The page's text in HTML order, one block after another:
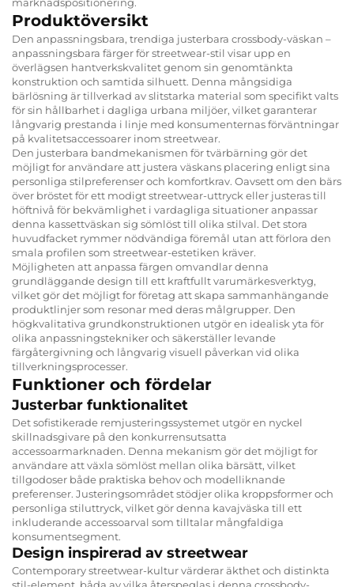
Produktöversikt
Den anpassningsbara, trendiga justerbara crossbody-väskan –
anpassningsbara färger för streetwear-stil visar upp en
överlägsen hantverkskvalitet genom sin genomtänkta
konstruktion och samtida silhuett. Denna mångsidiga
bärlösning är tillverkad av slitstarka material som specifikt valts
för sin hållbarhet i dagliga urbana miljöer, vilket garanterar
långvarig prestanda i linje med konsumenternas förväntningar
på kvalitetsaccessoarer inom streetwear.
Den justerbara bandmekanismen för tvärbärning gör det
möjligt for användare att justera väskans placering enligt sina
personliga stilpreferenser och komfortkrav. Oavsett om den bärs
över bröstet för ett modigt streetwear-uttryck eller justeras till
höftnivå för bekvämlighet i vardagliga situationer anpassar
denna kassettväskan sig sömlöst till olika stilval. Det stora
huvudfacket rymmer nödvändiga föremål utan att förlora den
smala profilen som streetwear-estetiken kräver.
Möjligheten att anpassa färgen omvandlar denna
grundläggande design till ett kraftfullt varumärkesverktyg,
vilket gör det möjligt for företag att skapa sammanhängande
produktlinjer som resonar med deras målgrupper. Den
högkvalitativa grundkonstruktionen utgör en idealisk yta för
olika anpassningstekniker och säkerställer levande
färgåtergivning och långvarig visuell påverkan vid olika
tillverkningsprocesser.
Funktioner och fördelar
Justerbar funktionalitet
Det sofistikerade remjusteringssystemet utgör en nyckel
skillnadsgivare på den konkurrensutsatta
accessoarmarknaden. Denna mekanism gör det möjligt for
användare att växla sömlöst mellan olika bärsätt, vilket
tillgodoser både praktiska behov och modelliknande
preferenser. Justeringsområdet stödjer olika kroppsformer och
personliga stiluttryck, vilket gör denna kavajväska till ett
inkluderande accessoarval som tilltalar mångfaldiga
konsumentsegment.
Design inspirerad av streetwear
Contemporary streetwear-kultur värderar äkthet och distinkta
stil-element, båda av vilka återspeglas i denna crossbody-